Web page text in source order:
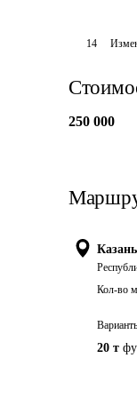
14
250 000
Казань
Кол-во
20 т